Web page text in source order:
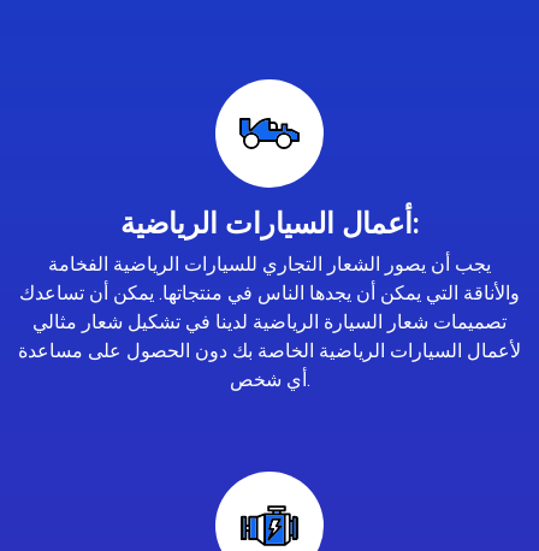
أعمال السيارات الرياضية:
يجب أن يصور الشعار التجاري للسيارات الرياضية الفخامة
والأناقة التي يمكن أن يجدها الناس في منتجاتها. يمكن أن تساعدك
تصميمات شعار السيارة الرياضية لدينا في تشكيل شعار مثالي
لأعمال السيارات الرياضية الخاصة بك دون الحصول على مساعدة
أي شخص.